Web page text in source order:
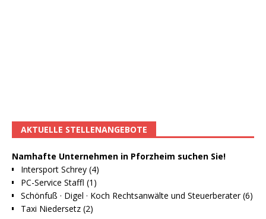
AKTUELLE STELLENANGEBOTE
Namhafte Unternehmen in Pforzheim suchen Sie!
Intersport Schrey (4)
PC-Service Staffl (1)
Schönfuß · Digel · Koch Rechtsanwälte und Steuerberater (6)
Taxi Niedersetz (2)